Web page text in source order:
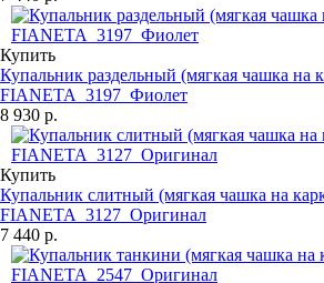
Купить
Купальник раздельный (мягкая чашка на
FIANETA_3197_Фиолет
8 930 р.
Купить
Купальник слитный (мягкая чашка на
FIANETA_3127_Оригинал
7 440 р.